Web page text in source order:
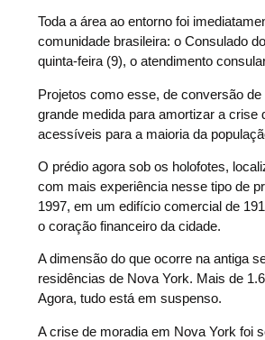
Toda a área ao entorno foi
comunidade brasileira: o Consulado
quinta-feira (9), o atendimento
Projetos como esse, de conversão
grande medida para amortizar a
acessíveis para a maioria da
O prédio agora sob os holofotes,
com mais experiência nesse tipo de
1997, em um edifício comercial de
o coração financeiro da cidade.
A dimensão do que ocorre na antiga
residências de Nova York. Mais de
Agora, tudo está em suspenso.
A crise de moradia em Nova York foi